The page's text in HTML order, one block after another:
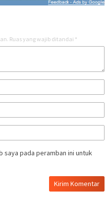
Ruas yang wajib ditandai *
saya pada peramban ini untuk